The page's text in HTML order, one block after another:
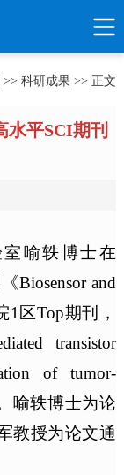
>>科研成果 >> 正文
水平SCI期刊
喻轶博士在
Biosensor and
1区Top期刊，
transistor
of tumor-
喻轶博士为论
教授为论文通